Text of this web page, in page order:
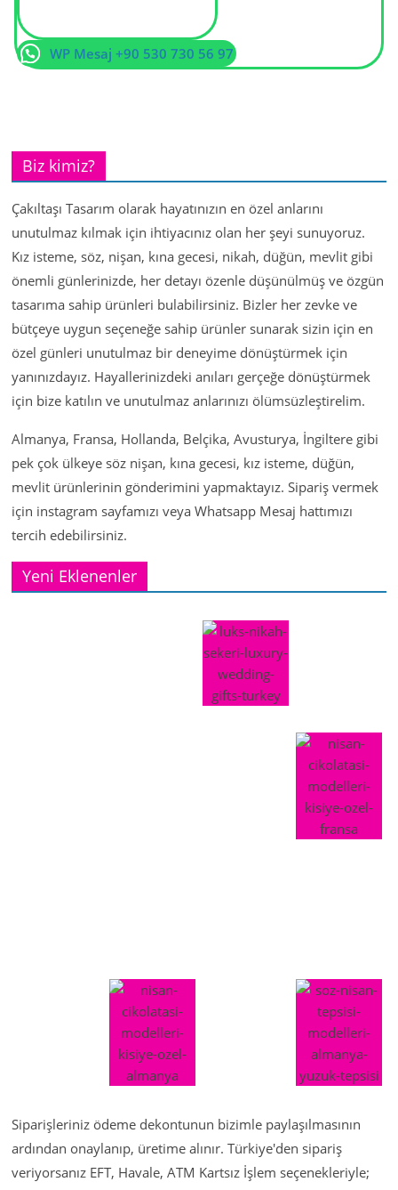
WP Mesaj +90 530 730 56 97
Biz kimiz?
Çakıltaşı Tasarım olarak hayatınızın en özel anlarını
unutulmaz kılmak için ihtiyacınız olan her şeyi sunuyoruz.
Kız isteme, söz, nişan, kına gecesi, nikah, düğün, mevlit gibi
önemli günlerinizde, her detayı özenle düşünülmüş ve özgün
tasarıma sahip ürünleri bulabilirsiniz. Bizler her zevke ve
bütçeye uygun seçeneğe sahip ürünler sunarak sizin için en
özel günleri unutulmaz bir deneyime dönüştürmek için
yanınızdayız. Hayallerinizdeki anıları gerçeğe dönüştürmek
için bize katılın ve unutulmaz anlarınızı ölümsüzleştirelim.
Almanya, Fransa, Hollanda, Belçika, Avusturya, İngiltere gibi
pek çok ülkeye söz nişan, kına gecesi, kız isteme, düğün,
mevlit ürünlerinin gönderimini yapmaktayız. Sipariş vermek
için instagram sayfamızı veya Whatsapp Mesaj hattımızı
tercih edebilirsiniz.
Yeni Eklenenler
Siparişleriniz ödeme dekontunun bizimle paylaşılmasının
ardından onaylanıp, üretime alınır. Türkiye'den sipariş
veriyorsanız EFT, Havale, ATM Kartsız İşlem seçenekleriyle;